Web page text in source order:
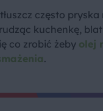
często pryska
kuchenkę,
co zrobić żeby olej
.